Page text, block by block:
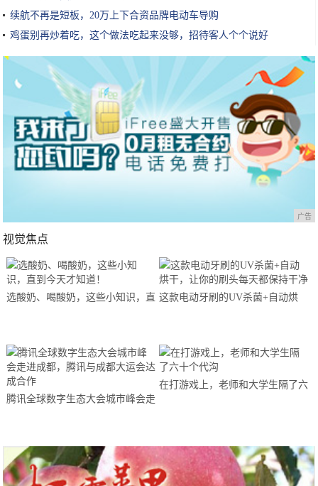
续航不再是短板，20万上下合资品牌电动车导购
鸡蛋别再炒着吃，这个做法吃起来没够，招待客人个个说好
广告
视觉焦点
选酸奶、喝酸奶，这些小知识，直 这款电动牙刷的UV杀菌+自动烘
腾讯全球数字生态大会城市峰会走
在打游戏上，老师和大学生隔了六